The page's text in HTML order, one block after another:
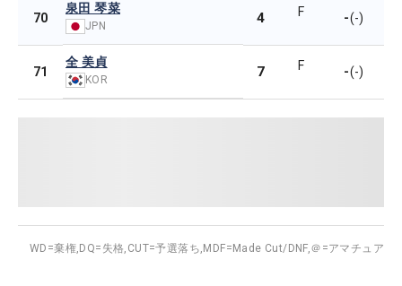
70
泉田 琴菜
JPN 4 F -(-)
71
全 美貞
KOR 7 F -(-)
WD=棄権, DQ=失格, CUT=予選落ち, MDF=Made Cut/DNF,＠=アマチュア